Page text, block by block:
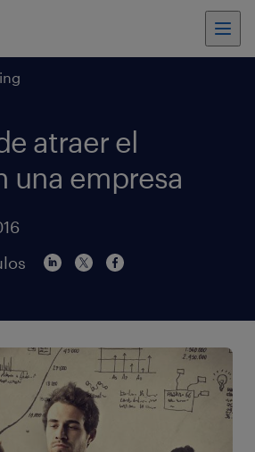
atraer el
una empresa